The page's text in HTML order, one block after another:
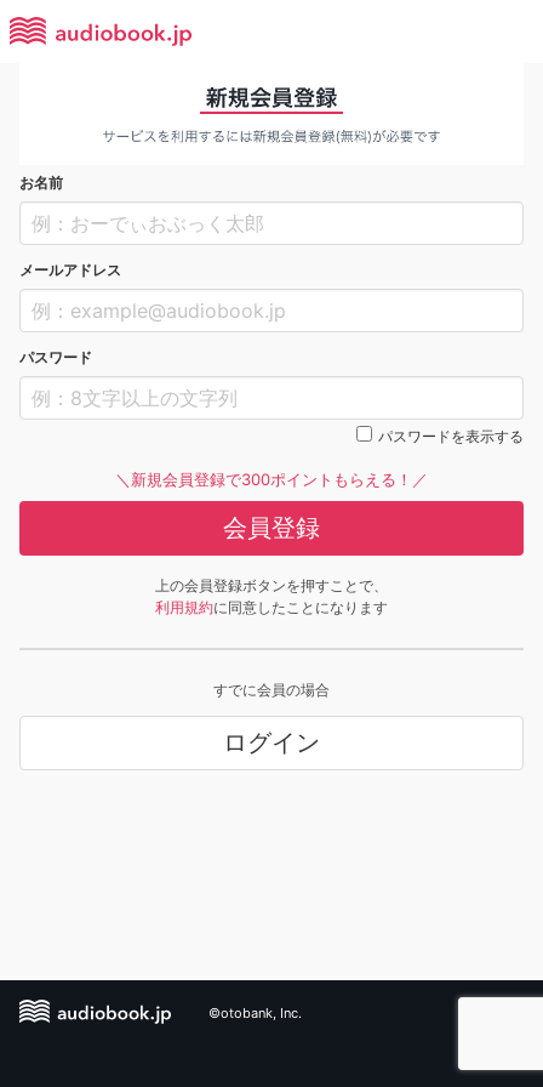
お名前
メールアドレス
パスワード
パスワードを表示する
＼新規会員登録で300ポイントもらえる！／
会員登録
上の会員登録ボタンを押すことで、
利用規約に同意したことになります
すでに会員の場合
ログイン
©otobank, Inc.